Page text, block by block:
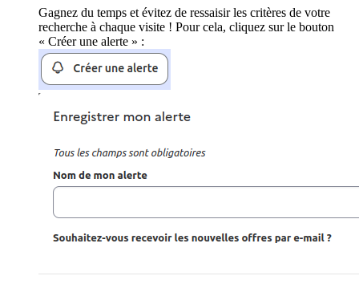
Gagnez du temps et évitez de ressaisir les critères de votre
recherche à chaque visite ! Pour cela, cliquez sur le bouton
« Créer une alerte » :